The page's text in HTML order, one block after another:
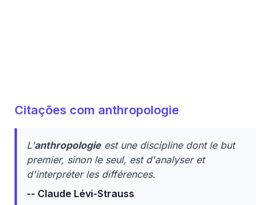
Citações com anthropologie
L'anthropologieest une discipline dont le but
premier, sinon le seul, est d'analyser et
d'interpréter les différences.
-- Claude Lévi-Strauss